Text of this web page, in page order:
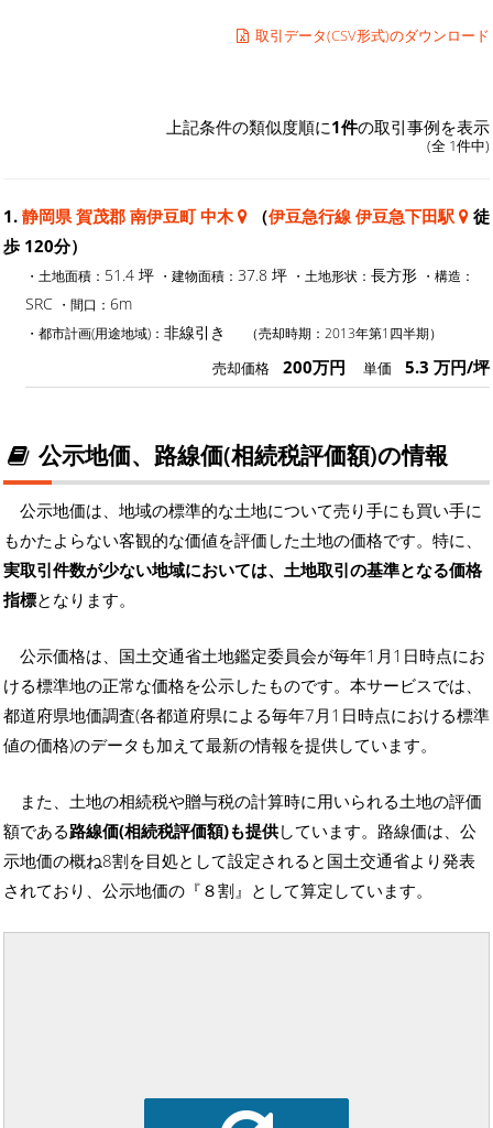
取引データ(CSV形式)のダウンロード
上記条件の類似度順に1件の取引事例を表示
(全 1件中)
1. 静岡県 賀茂郡 南伊豆町 中木 （伊豆急行線 伊豆急下田駅
徒
歩 120分）
・土地面積： 51.4 坪 ・建物面積： 37.8 坪 ・土地形状： 長方形 ・構造：
SRC ・間口： 6m
・都市計画(用途地域)： 非線引き （売却時期：2013年第1四半期）
売却価格 200万円 単価 5.3 万円/坪
公示地価、路線価(相続税評価額)の情報
公示地価は、地域の標準的な土地について売り手にも買い手に
もかたよらない客観的な価値を評価した土地の価格です。特に、
実取引件数が少ない地域においては、土地取引の基準となる価格
指標となります。
公示価格は、国土交通省土地鑑定委員会が毎年1月1日時点にお
ける標準地の正常な価格を公示したものです。本サービスでは、
都道府県地価調査(各都道府県による毎年7月1日時点における標準
値の価格)のデータも加えて最新の情報を提供しています。
また、土地の相続税や贈与税の計算時に用いられる土地の評価
額である路線価(相続税評価額)も提供しています。路線価は、公
示地価の概ね8割を目処として設定されると国土交通省より発表
されており、公示地価の『８割』として算定しています。